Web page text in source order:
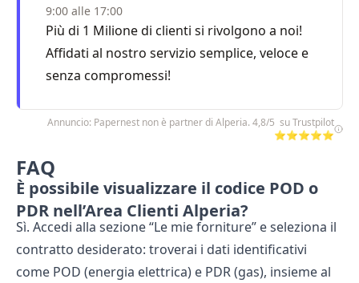
9:00 alle 17:00
Più di 1 Milione di clienti si rivolgono a noi!
Affidati al nostro servizio semplice, veloce e
senza compromessi!
Annuncio: Papernest non è partner di Alperia. 4,8/5 su Trustpilot
⭐⭐⭐⭐⭐
FAQ
È possibile visualizzare il codice POD o
PDR nell’Area Clienti Alperia?
Sì. Accedi alla sezione “Le mie forniture” e seleziona il
contratto desiderato: troverai i dati identificativi
come POD (energia elettrica) e PDR (gas), insieme al